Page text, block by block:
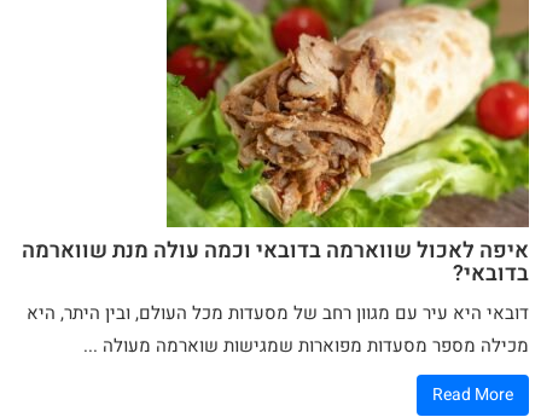
איפה לאכול שווארמה בדובאי וכמה עולה מנת שווארמה
בדובאי?
דובאי היא עיר עם מגוון רחב שלמסעדותמכל העולם, ובין היתר, היא
מכילה מספר מסעדות מפוארות שמגישותשוארמהמעולה ...
Read More